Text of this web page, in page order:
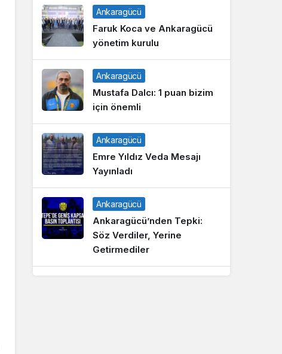
Ankaragücü
Faruk Koca ve Ankaragücü
yönetim kurulu
Ankaragücü
Mustafa Dalcı: 1 puan bizim
için önemli
Ankaragücü
Emre Yıldız Veda Mesajı
Yayınladı
Ankaragücü
Ankaragücü’nden Tepki:
Söz Verdiler, Yerine
Getirmediler